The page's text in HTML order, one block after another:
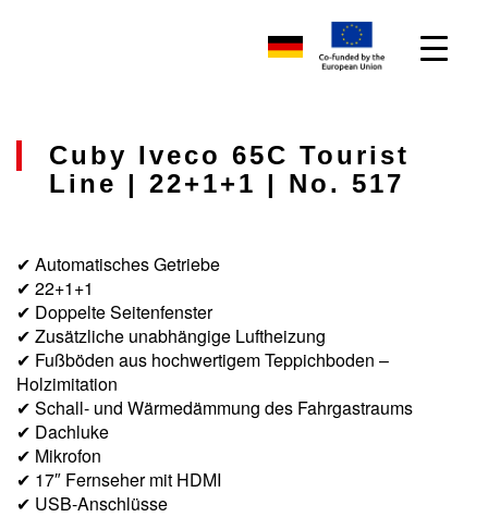
Cuby Iveco 65C Tourist
Line | 22+1+1 | No. 517
✔ Automatisches Getriebe
✔ 22+1+1
✔ Doppelte Seitenfenster
✔ Zusätzliche unabhängige Luftheizung
✔ Fußböden aus hochwertigem Teppichboden –
Holzimitation
✔ Schall- und Wärmedämmung des Fahrgastraums
✔ Dachluke
✔ Mikrofon
✔ 17″ Fernseher mit HDMI
✔ USB-Anschlüsse